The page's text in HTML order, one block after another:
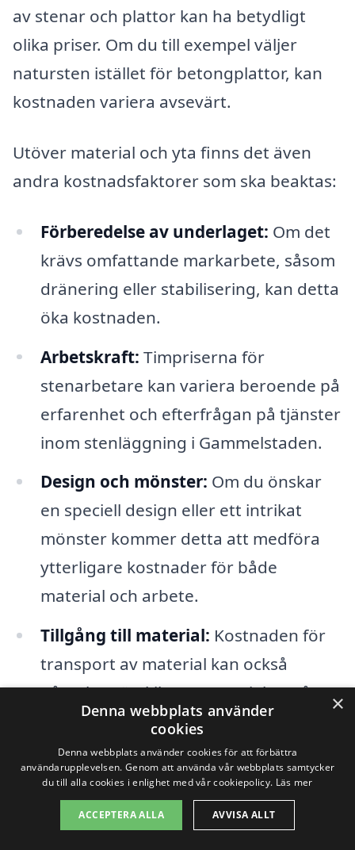
av stenar och plattor kan ha betydligt
olika priser. Om du till exempel väljer
natursten istället för betongplattor, kan
kostnaden variera avsevärt.
Utöver material och yta finns det även
andra kostnadsfaktorer som ska beaktas:
Förberedelse av underlaget: Om det
krävs omfattande markarbete, såsom
dränering eller stabilisering, kan detta
öka kostnaden.
Arbetskraft: Timpriserna för
stenarbetare kan variera beroende på
erfarenhet och efterfrågan på tjänster
inom stenläggning i Gammelstaden.
Design och mönster: Om du önskar
en speciell design eller ett intrikat
mönster kommer detta att medföra
ytterligare kostnader för både
material och arbete.
Tillgång till material: Kostnaden för
transport av material kan också
påverka, särskilt om materialet måste
fraktas från en annan plats.
När du planerar din stenläggning är det
bra att begära flera offerter från olika
företag som erbjuder stenläggning i
×
Denna webbplats använder
cookies
Denna webbplats använder cookies för att förbättra
användarupplevelsen. Genom att använda vår webbplats samtycker
du till alla cookies i enlighet med vår cookiepolicy. Läs mer
ACCEPTERA ALLA AVVISA ALLT